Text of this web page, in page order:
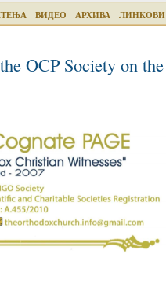
ВИДЕО АРХИВА ЛИНКОВИ
OCP Society on the